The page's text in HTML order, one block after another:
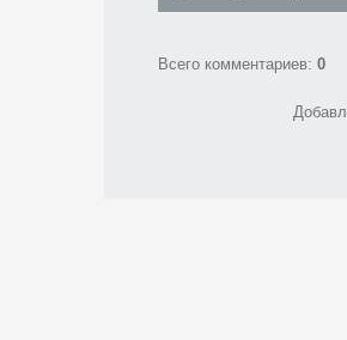
Всего комментариев: 0